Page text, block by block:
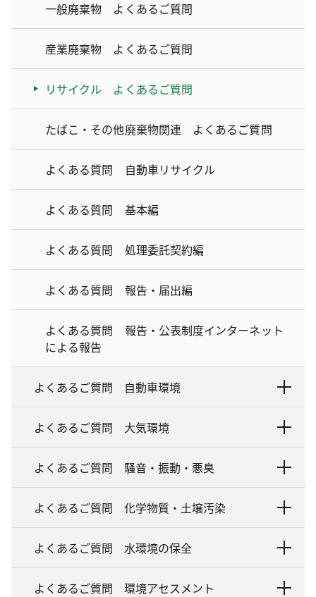
一般廃棄物 よくあるご質問
産業廃棄物 よくあるご質問
リサイクル よくあるご質問
たばこ・その他廃棄物関連 よくあるご質問
よくある質問 自動車リサイクル
よくある質問 基本編
よくある質問 処理委託契約編
よくある質問 報告・届出編
よくある質問 報告・公表制度インターネット
による報告
よくあるご質問 自動車環境
よくあるご質問 大気環境
よくあるご質問 騒音・振動・悪臭
よくあるご質問 化学物質・土壌汚染
よくあるご質問 水環境の保全
よくあるご質問 環境アセスメント